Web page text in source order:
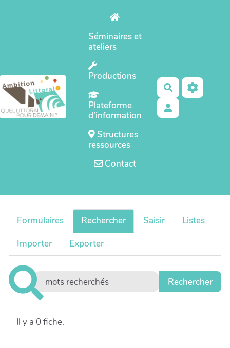
Séminaires et
ateliers
Productions
Plateforme
d'information
Structures
ressources
Contact
Rechercher
Formulaires Rechercher Saisir
Listes
Importer
Exporter
Il y a 0 fiche.